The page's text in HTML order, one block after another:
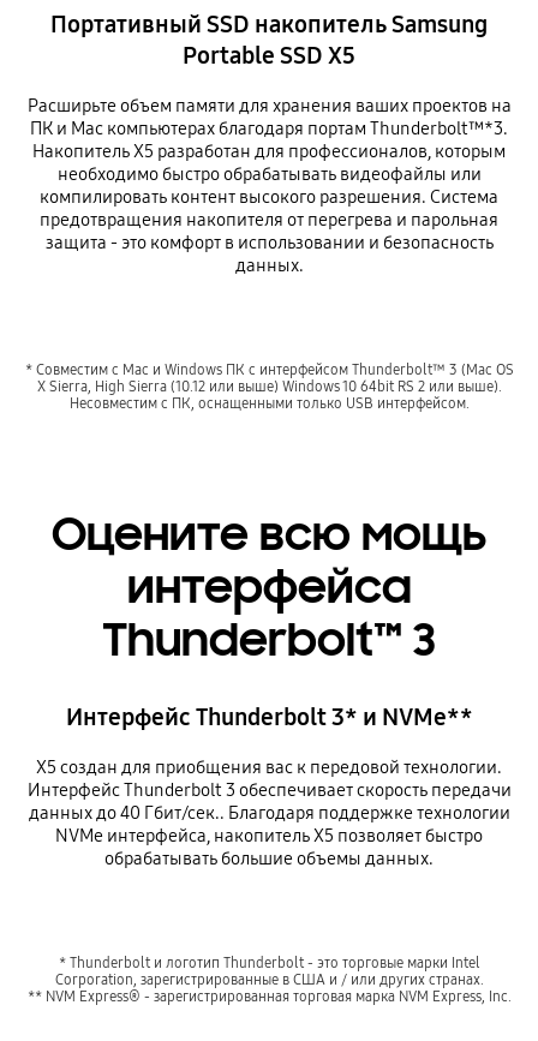
Портативный SSD накопитель Samsung
Portable SSD X5
Расширьте объем памяти для хранения ваших проектов на
ПК и Mac компьютерах благодаря портам Thunderbolt™*3.
Накопитель X5 разработан для профессионалов, которым
необходимо быстро обрабатывать видеофайлы или
компилировать контент высокого разрешения. Система
предотвращения накопителя от перегрева и парольная
защита - это комфорт в использовании и безопасность
данных.
* Совместим с Mac и Windows ПК с интерфейсом Thunderbolt™ 3 (Mac OS
X Sierra, High Sierra (10.12 или выше) Windows 10 64bit RS 2 или выше).
Несовместим с ПК, оснащенными только USB интерфейсом.
Оцените всю мощь
интерфейса
Thunderbolt™ 3
Интерфейс Thunderbolt 3* и NVMe**
X5 создан для приобщения вас к передовой технологии.
Интерфейс Thunderbolt 3 обеспечивает скорость передачи
данных до 40 Гбит/сек.. Благодаря поддержке технологии
NVMe интерфейса, накопитель X5 позволяет быстро
обрабатывать большие объемы данных.
* Thunderbolt и логотип Thunderbolt - это торговые марки Intel
Corporation, зарегистрированные в США и / или других странах.
** NVM Express® - зарегистрированная торговая марка NVM Express, Inc.